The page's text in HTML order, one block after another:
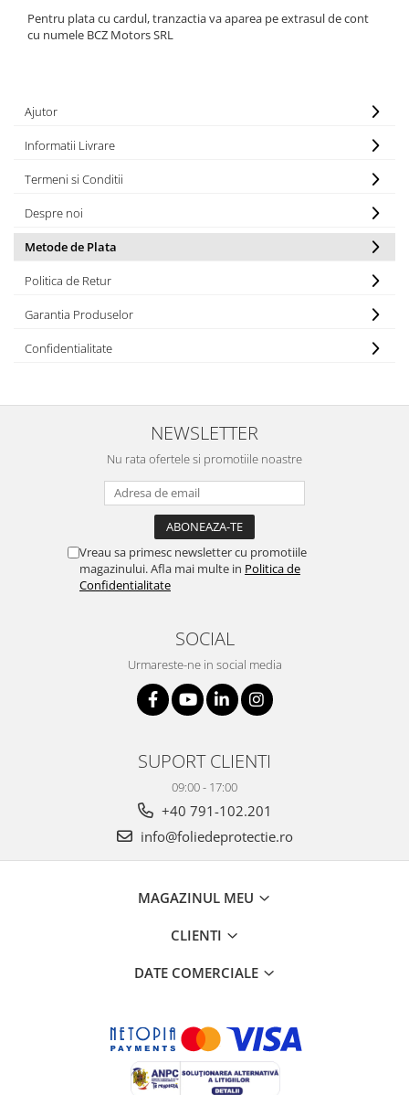
Cast
Speciale
Benzi antiderapante
Folie termo transfer
Benzi și covoare anti-alunecare
Pentru plata cu cardul, tranzactia va aparea pe extrasul de cont
cu numele BCZ Motors SRL
Ajutor
Informatii Livrare
Termeni si Conditii
Despre noi
Metode de Plata
Politica de Retur
Garantia Produselor
Confidentialitate
NEWSLETTER
Nu rata ofertele si promotiile noastre
Vreau sa primesc newsletter cu promotiile
magazinului. Afla mai multe in Politica de
Confidentialitate
SOCIAL
Urmareste-ne in social media
SUPORT CLIENTI
09:00 - 17:00
+40 791-102.201
info@foliedeprotectie.ro
MAGAZINUL MEU
CLIENTI
DATE COMERCIALE